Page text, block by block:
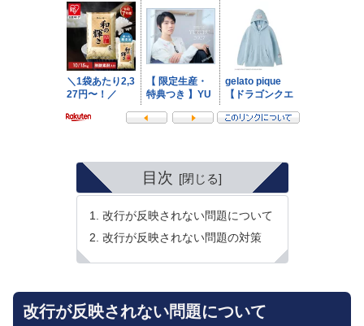
目次
改行が反映されない問題について
改行が反映されない問題の対策
改行が反映されない問題について